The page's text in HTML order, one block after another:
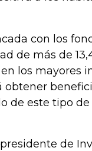
con los
de más de
los mayores
obtener
de este tipo
de